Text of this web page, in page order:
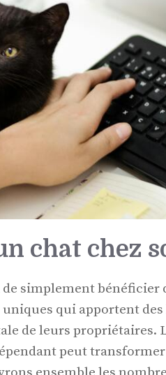
chat chez
simplement bénéficier
qui apportent
de leurs propriétaires.
peut